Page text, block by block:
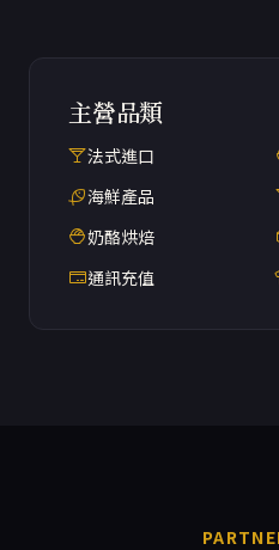
主營品類
法式進口
海鮮產品
奶酪烘焙
通訊充值